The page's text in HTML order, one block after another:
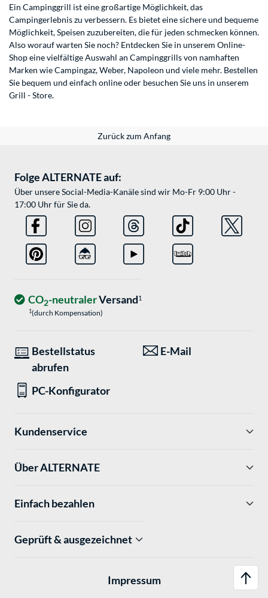
Ein Campinggrill ist eine großartige Möglichkeit, das
Campingerlebnis zu verbessern. Es bietet eine sichere und bequeme
Möglichkeit, Speisen zuzubereiten, die für jeden schmecken können.
Also worauf warten Sie noch? Entdecken Sie in unserem Online-
Shop eine vielfältige Auswahl an Campinggrills von namhaften
Marken wie Campingaz, Weber, Napoleon und viele mehr. Bestellen
Sie bequem und einfach online oder besuchen Sie uns in unserem
Grill - Store.
Zurück zum Anfang
Folge ALTERNATE auf:
Über unsere Social-Media-Kanäle sind wir Mo-Fr 9:00 Uhr -
17:00 Uhr für Sie da.
CO2-neutralerVersand1
1(durch Kompensation)
Bestellstatus
abrufen
E-Mail
PC-Konfigurator
Kundenservice
Über ALTERNATE
Einfach bezahlen
Geprüft & ausgezeichnet
Impressum